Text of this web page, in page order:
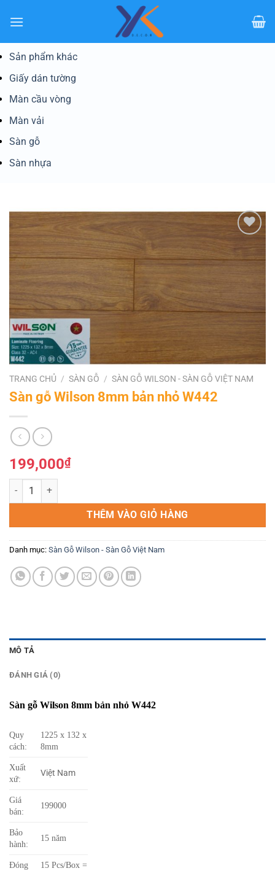
qua
dungSản phẩm khác
Giấy dán tường
Màn cầu vòng
Màn vải
Sàn gỗ
Sàn nhựa
Yêu
thích
TRANG CHỦ / SÀN GỖ / SÀN GỖ WILSON - SÀN GỖ VIỆT NAM
Sàn gỗ Wilson 8mm bản nhỏ W442
199,000₫
Sàn gỗ Wilson 8mm bản nhỏ W442 số lượng
THÊM VÀO GIỎ HÀNG
Danh mục: Sàn Gỗ Wilson - Sàn Gỗ Việt Nam
MÔ TẢ
ĐÁNH GIÁ (0)
Sàn gỗ Wilson 8mm bản nhỏ W442
Quy
cách:
1225 x 132 x
8mm
Xuất
xứ:
Việt Nam
Giá
bán:
199000
Bảo
hành:
15 năm
Đóng
15 Pcs/Box =